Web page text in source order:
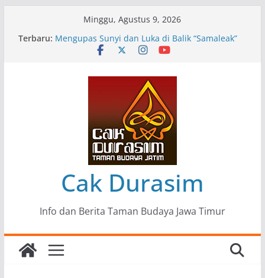
Minggu, Agustus 9, 2026
Terbaru: Pameran Lukisan Komunitas Patria Seni Rupa
Kota Blitar : Ketika “Bergerak” Menjadi Mantra
Mengupas Sunyi dan Luka di Balik “Samaleak”
Menjaga Marwah Seni dan Budaya: Catatan
Kunjungan Kerja Ir. Bambang Haryo Soekartono
(BHS) Anggota DPR RI ke Taman Budaya Jawa
Pameran Tunggal 35 Karya Agus Koecink
“Tumbang Tambang”, Ungkapan Kritis Tentang
Derita Pekerja Pertambangan
Cak Durasim
Info dan Berita Taman Budaya Jawa Timur